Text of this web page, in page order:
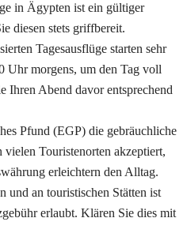
in Ägypten ist ein gültiger
diesen stets griffbereit.
Tagesausflüge starten sehr
Uhr morgens, um den Tag voll
Ihren Abend davor entsprechend
Pfund (EGP) die gebräuchliche
Touristenorten akzeptiert,
erleichtern den Alltag.
und an touristischen Stätten ist
erlaubt. Klären Sie dies mit